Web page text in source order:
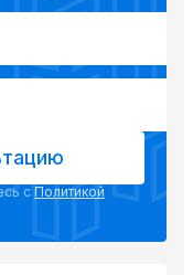
с Политикой